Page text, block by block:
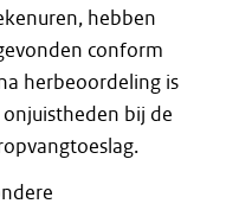
hebben
conform
herbeoordeling is
bij de